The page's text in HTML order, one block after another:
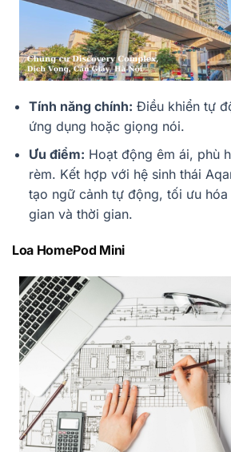
Tính năng chính: Điều khiển tự
ứng dụng hoặc giọng nói.
Ưu điểm: Hoạt động êm ái, phù
rèm. Kết hợp với hệ sinh thái
tạo ngữ cảnh tự động, tối ưu
gian và thời gian.
Loa HomePod Mini